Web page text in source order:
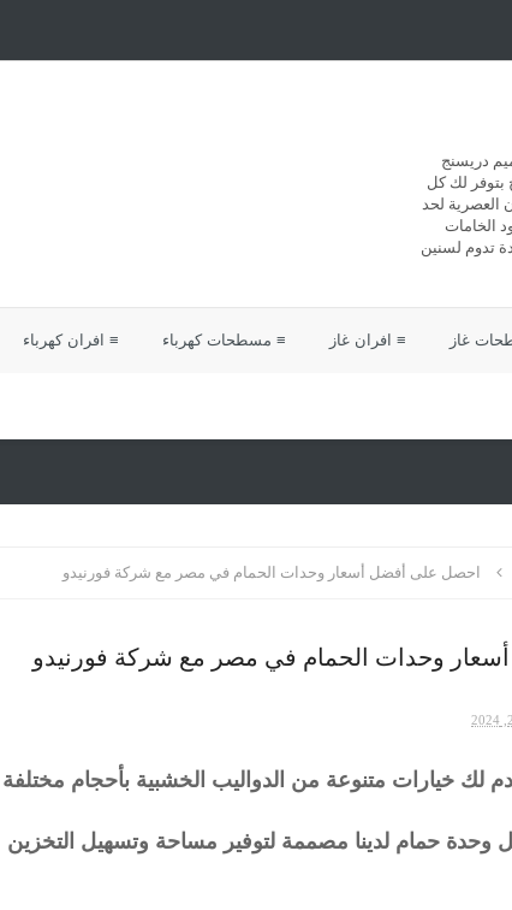
دريسنج
بتوفر لك كل
العصرية لحد
الخامات
تدوم لسنين
غاز ≡ افران غاز ≡ مسطحات كهرباء ≡ افران كهرباء
احصل على أفضل أسعار وحدات الحمام في مصر مع شركة فورنيدو
وحدات الحمام في مصر مع شركة فورنيدو
لك خيارات متنوعة من الدواليب الخشبية بأحجام مختلفة
وحدة حمام لدينا مصممة لتوفير مساحة وتسهيل التخزين